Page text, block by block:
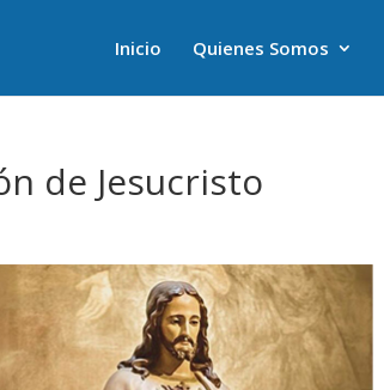
Inicio Quienes Somos
de Jesucristo